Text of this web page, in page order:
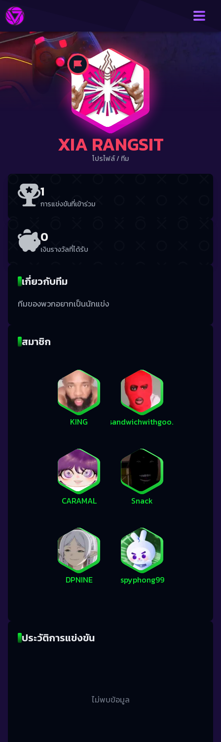
XIA RANGSIT
โปรไฟล์/ทีม
1
การแข่งขันที่เข้าร่วม
0
เงินรางวัลที่ได้รับ
เกี่ยวกับทีม
ทีมของพวกอยากเป็นนักแข่ง
สมาชิก
KING sandwichwithgoodjam
CARAMAL Snack
DPNINE spyphong99
ประวัติการแข่งขัน
ไม่พบข้อมูล